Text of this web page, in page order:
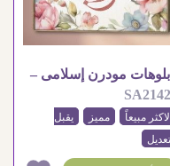
مودرن إسلامى –
مبيعاً مميز
يقبل